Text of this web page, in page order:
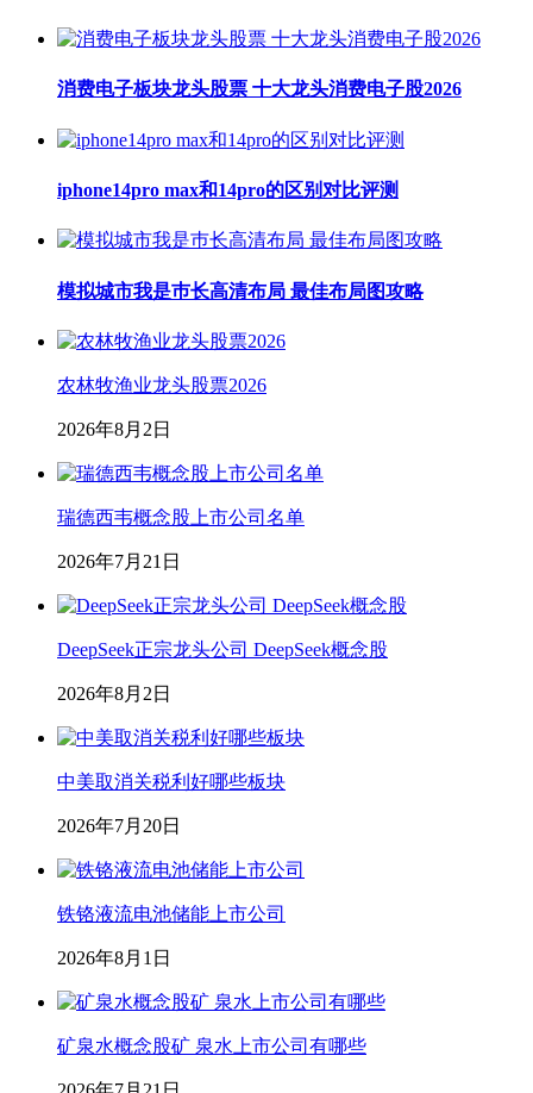
消费电子板块龙头股票 十大龙头消费电子股2026
iphone14pro max和14pro的区别对比评测
模拟城市我是巿长高清布局 最佳布局图攻略
农林牧渔业龙头股票2026
2026年8月2日
瑞德西韦概念股上市公司名单
2026年7月21日
DeepSeek正宗龙头公司 DeepSeek概念股
2026年8月2日
中美取消关税利好哪些板块
2026年7月20日
铁铬液流电池储能上市公司
2026年8月1日
矿泉水概念股矿 泉水上市公司有哪些